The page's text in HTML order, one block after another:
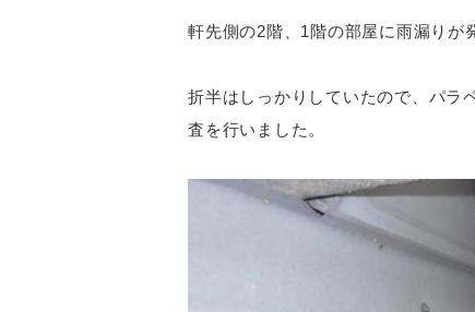
軒先側の2階、1階の部屋に雨漏りが
折半はしっかりしていたので、パラ
査を行いました。